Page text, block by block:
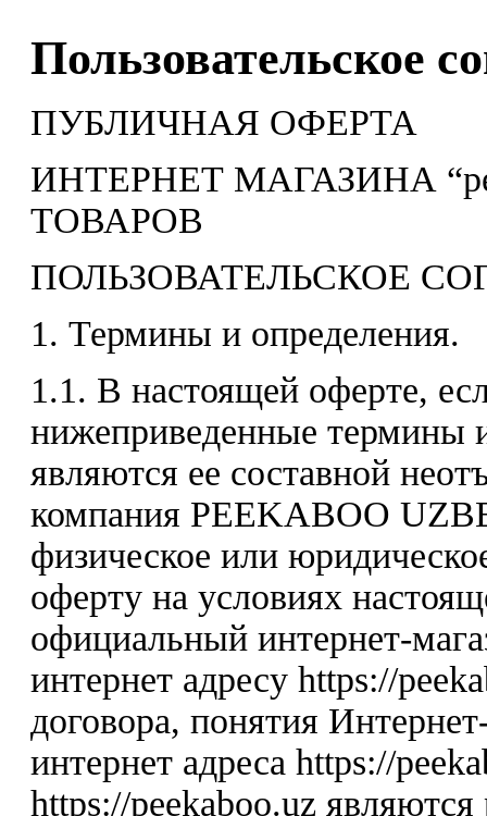
Пользовательское
ПУБЛИЧНАЯ ОФЕРТА
ИНТЕРНЕТ МАГАЗИНА
ТОВАРОВ
ПОЛЬЗОВАТЕЛЬСКОЕ
1. Термины и определения.
1.1. В настоящей оферте,
нижеприведенные термины
являются ее составной
компания PEEKABOO
физическое или
оферту на условиях
официальный интернет-
интернет адресу https://
договора, понятия
интернет адреса https://
https://peekaboo.uz